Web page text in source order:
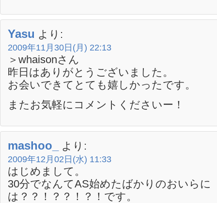
Yasu より:
2009年11月30日(月) 22:13
＞whaisonさん
昨日はありがとうございました。
お会いできてとても嬉しかったです。
またお気軽にコメントくださいー！
mashoo_ より:
2009年12月02日(水) 11:33
はじめまして。
30分でなんてAS始めたばかりのおいらに
は？？！？？！？！です。